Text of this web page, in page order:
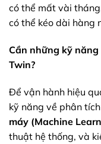
có thể mất vài
có thể kéo dài hàng
Cần những kỹ
Twin?
Để vận hành hiệu
kỹ năng về phân
máy (Machine
thuật hệ thống, và